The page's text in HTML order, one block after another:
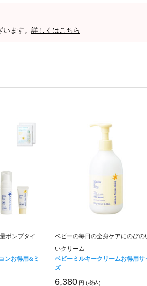
ます。 詳しくはこちら
ポンプタイ
ンお得用&ミ
ベビーの毎日の全身ケアにのびの
いクリーム
ベビーミルキークリームお得用サ
ズ
6,380 円 (税込)